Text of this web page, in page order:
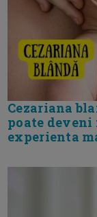
Cezariana
poate deveni
experienta